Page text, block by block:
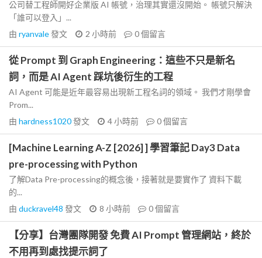
公司替工程師開好企業版 AI 帳號，治理其實還沒開始。 帳號只解決
「誰可以登入」...
由 ryanvale發文 2 小時前 0個留言
從 Prompt 到 Graph Engineering：這些不只是新名
詞，而是 AI Agent 踩坑後衍生的工程
AI Agent 可能是近年最容易出現新工程名詞的領域。 我們才剛學會
Prom...
由 hardness1020發文 4 小時前 0個留言
[Machine Learning A-Z [2026] ] 學習筆記 Day3 Data
pre-processing with Python
了解Data Pre-processing的概念後，接著就是要實作了 資料下載
的...
由 duckravel48 發文 8 小時前 0個留言
【分享】台灣團隊開發 免費 AI Prompt 管理網站，終於
不用再到處找提示詞了